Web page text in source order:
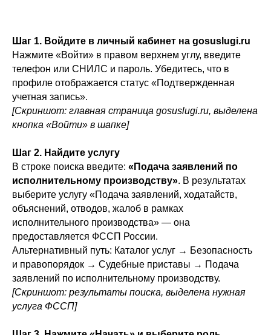
Шаг 1. Войдите в личный кабинет на gosuslugi.ru
Нажмите «Войти» в правом верхнем углу, введите
телефон или СНИЛС и пароль. Убедитесь, что в
профиле отображается статус «Подтвержденная
учетная запись».
[Скриншот: главная страница gosuslugi.ru, выделена
кнопка «Войти» в шапке]
Шаг 2. Найдите услугу
В строке поиска введите: «Подача заявлений по
исполнительному производству». В результатах
выберите услугу «Подача заявлений, ходатайств,
объяснений, отводов, жалоб в рамках
исполнительного производства» — она
предоставляется ФССП России.
Альтернативный путь: Каталог услуг → Безопасность
и правопорядок → Судебные приставы → Подача
заявлений по исполнительному производству.
[Скриншот: результаты поиска, выделена нужная
услуга ФССП]